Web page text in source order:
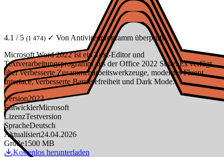
4.1 / 5 (1 474) ✓ Von Antivirenprogramm überprüft
Microsoft Word 2022 ist ein Text-Editor und
Textverarbeitungsprogramm aus der Office 2022 Suite. Es verfügt
über verbesserte Zusammenarbeitswerkzeuge, modernes Fluent
Interface, verbesserte Barrierefreiheit und Dark Mode.
Version2022
EntwicklerMicrosoft
LizenzTestversion
SpracheDeutsch
Aktualisiert24.04.2026
Größe1500 MB
Kostenlos herunterladen